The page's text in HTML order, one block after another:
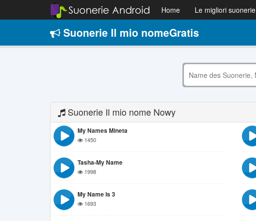
Home Le migliori suonerie
Suonerie Il mio nomeGratis
Suonerie Il mio nome Nowy
My Names Mineta
1450
Tasha-My Name
1998
My Name Is 3
1693